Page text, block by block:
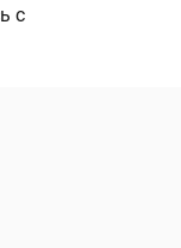
с